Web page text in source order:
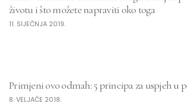
životu i što možete napraviti oko toga
11. SIJEČNJA 2019.
Primjeni ovo odmah: 5 principa za uspjeh u
8. VELJAČE 2018.